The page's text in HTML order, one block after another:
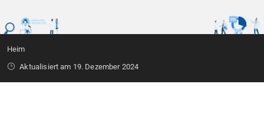
Heim
Aktualisiert am 19. Dezember 2024